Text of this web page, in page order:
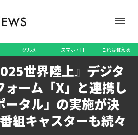
ゲ
グルメ スマホ・IT これは使える
世界陸上』デジタ
ォーム「X」と連携し
ータル」の実施が決
組キャスターも続々